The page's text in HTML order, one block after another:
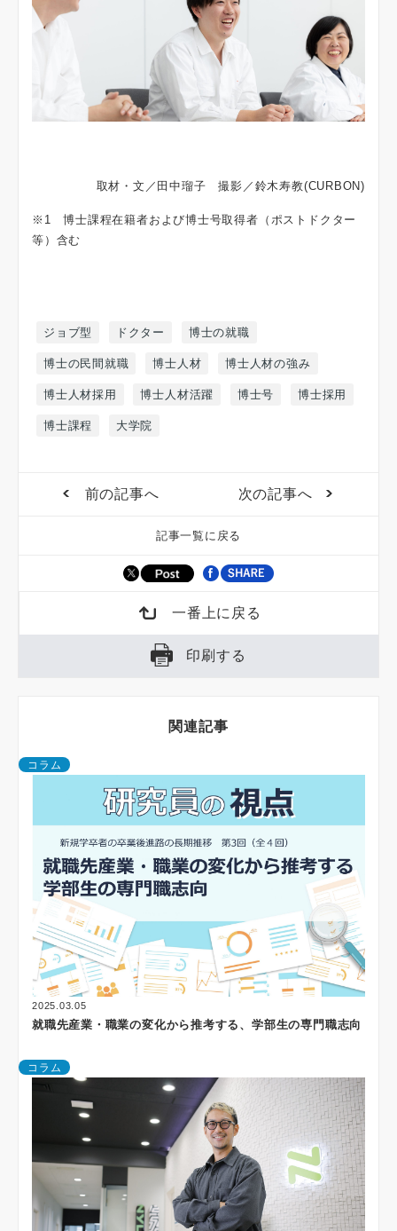
取材・文／田中瑠子 撮影／鈴木寿教(CURBON)
※1 博士課程在籍者および博士号取得者（ポストドクター
等）含む
ジョブ型 ドクター 博士の就職
博士の民間就職 博士人材 博士人材の強み
博士人材採用 博士人材活躍 博士号 博士採用
博士課程 大学院
前の記事へ 次の記事へ
記事一覧に戻る
一番上に戻る
印刷する
関連記事
コラム
2025.03.05
就職先産業・職業の変化から推考する、学部生の専門職志向
コラム